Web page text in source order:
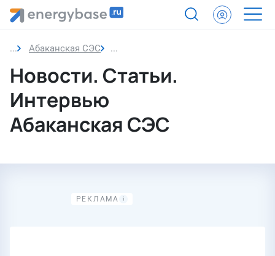
Абаканская СЭС Новости
Новости. Статьи.
Интервью
Абаканская СЭС